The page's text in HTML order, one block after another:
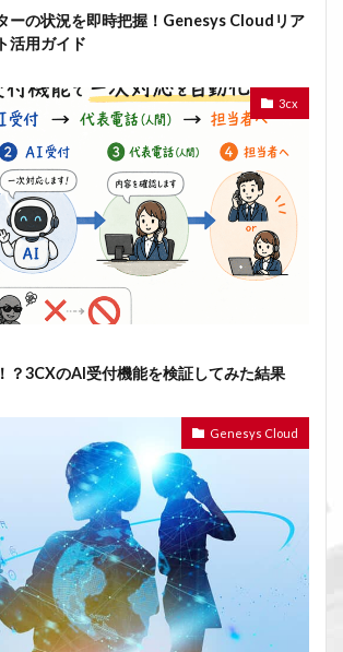
ーの状況を即時把握！Genesys Cloudリア
活用ガイド
3cx
？3CXのAI受付機能を検証してみた結果
Genesys Cloud